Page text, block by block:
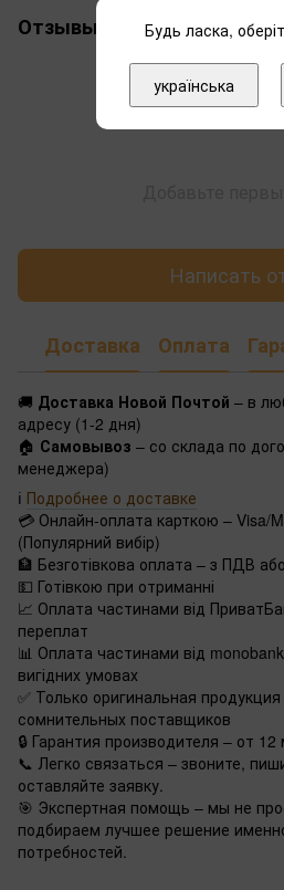
Отзывы
Написать
Доставка Оплата
🚚 Доставка Новой Почтой – в
адресу (1-2 дня)
🏠 Самовывоз – со склада по
менеджера)
ℹ️ Подробнее о доставке
💳 Онлайн-оплата карткою – Visa/
(Популярний вибір)
🏦 Безготівкова оплата – з ПДВ
💵 Готівкою при отриманні
📈 Оплата частинами від
переплат
📊 Оплата частинами від
вигідних умовах
✅ Только оригинальная
сомнительных поставщиков
🔒 Гарантия производителя – от
📞 Легко связаться – звоните,
оставляйте заявку.
🎯 Экспертная помощь – мы не
подбираем лучшее решение
потребностей.
Будь ласка,
українська